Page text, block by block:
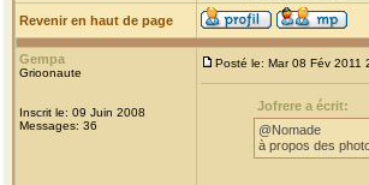
Revenir en haut de page
Gempa
Grioonaute
Inscrit le: 09 Juin 2008
Messages: 36
Posté le: Mar 08 Fév 2011
Jofrere a écrit:
@Nomade
à propos des